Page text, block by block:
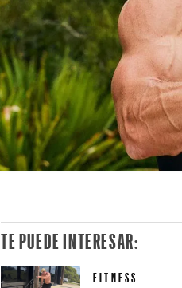
TE PUEDE INTERESAR:
FITNESS